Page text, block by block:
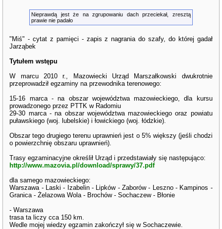
Nieprawdą jest że na zgrupowaniu dach przeciekał, zresztą
prawie nie padało
"Miś" - cytat z pamięci - zapis z nagrania do szafy, do której gadał
Jarząbek
Tytułem wstępu
W marcu 2010 r., Mazowiecki Urząd Marszałkowski dwukrotnie
przeprowadził egzaminy na przewodnika terenowego:
15-16 marca - na obszar województwa mazowieckiego, dla kursu
prowadzonego przez PTTK w Radomiu
29-30 marca - na obszar województwa mazowieckiego oraz powiatu
puławskiego (woj. lubelskie) i łowickiego (woj. łódzkie).
Obszar tego drugiego terenu uprawnień jest o 5% większy (jeśli chodzi
o powierzchnię obszaru uprawnień).
Trasy egzaminacyjne określił Urząd i przedstawiały się następująco:
http://www.mazovia.pl/download/sprawy/37.pdf
dla samego mazowieckiego:
Warszawa - Laski - Izabelin - Lipków - Zaborów - Leszno - Kampinos -
Granica - Żelazowa Wola - Brochów - Sochaczew - Błonie
- Warszawa
trasa ta liczy cca 150 km.
Wedle mojej wiedzy egzamin zakończył się w Sochaczewie.